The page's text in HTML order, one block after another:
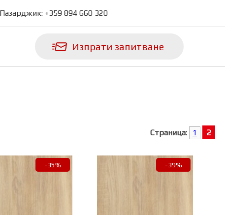
Пазарджик: +359 894 660 320
Изпрати запитване
Страница: 1 2
-35% -39%